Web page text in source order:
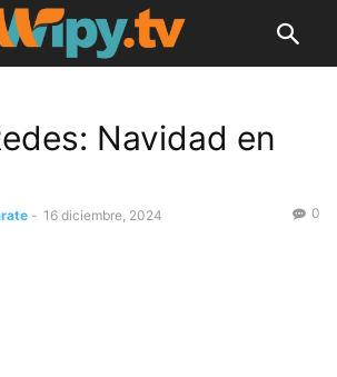
Navidad en
- 16 diciembre, 2024 0